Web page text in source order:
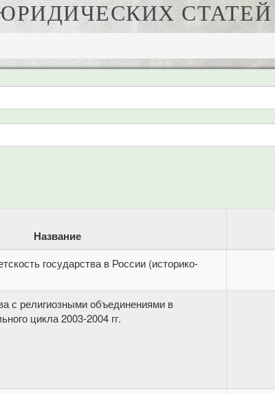
СТАТЕЙ
Название
государства в России (историко-
с религиозными объединениями в
цикла 2003-2004 гг.